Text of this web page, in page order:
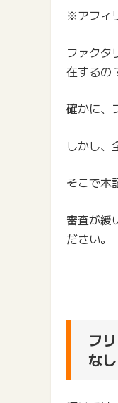
※アフィ
ファクタ
在するの
確かに、
しかし、
そこで本
審査が緩
ださい。
フ
な